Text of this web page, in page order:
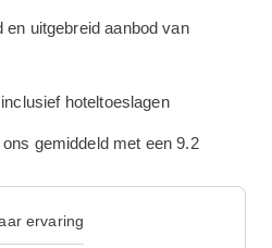
en uitgebreid aanbod van
hoteltoeslagen
gemiddeld met een 9.2
ervaring